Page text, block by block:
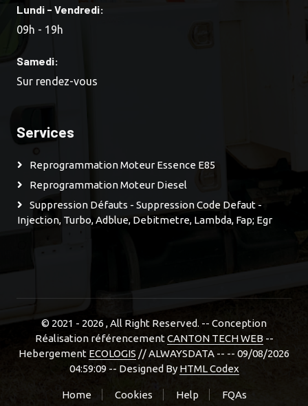
Lundi - Vendredi:
09h - 19h
Samedi:
Sur rendez-vous
Services
Reprogrammation Moteur Essence E85
Reprogrammation Moteur Diesel
Suppression Défauts - Suppression Code Defaut -
Injection, Turbo, Adblue, Debitmetre, Lambda, Fap; Egr
© 2021 - 2026 , All Right Reserved. -- Conception
Réalisation référencementCANTON TECH WEB--
Hebergement ECOLOGIS // ALWAYSDATA -- -- 09/08/2026
04:59:09 -- Designed By HTML Codex
Home Cookies Help FQAs